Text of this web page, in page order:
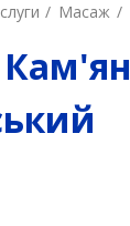
Масаж